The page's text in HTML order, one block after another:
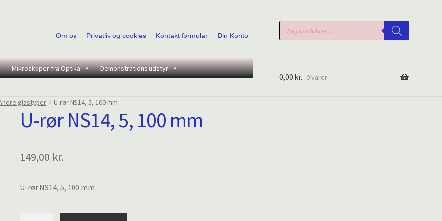
Om os Privatliv og cookies Kontakt formular Din Konto
Products
search
Mikroskoper fra Optika Demonstrations udstyr
0,00 kr. 0 varer
glastyper U-rør NS14, 5, 100 mm
U-rør NS14, 5, 100 mm
149,00 kr.
U-rør NS14, 5, 100 mm